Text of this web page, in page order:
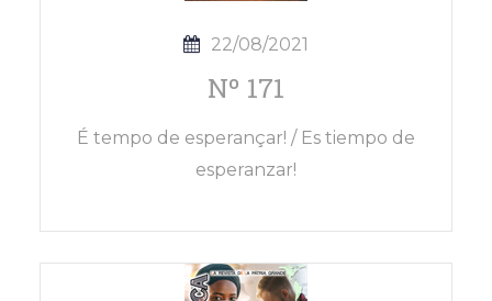
22/08/2021
Nº 171
É tempo de esperançar! / Es tiempo de
esperanzar!